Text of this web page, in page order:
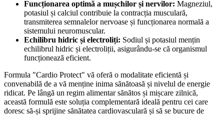
Funcționarea optimă a mușchilor și nervilor: Magneziul,
potasiul și calciul contribuie la contracția musculară,
transmiterea semnalelor nervoase și funcționarea normală a
sistemului neuromuscular.
Echilibru hidric și electroliți: Sodiul și potasiul mențin
echilibrul hidric și electroliții, asigurându-se că organismul
funcționează eficient.
Formula "Cardio Protect" vă oferă o modalitate eficientă și
convenabilă de a vă menține inima sănătoasă și nivelul de energie
ridicat. Pe lângă un regim alimentar sănătos și mișcare zilnică,
această formulă este soluția complementară ideală pentru cei care
doresc să-și sprijine sănătatea cardiovasculară și să se bucure de